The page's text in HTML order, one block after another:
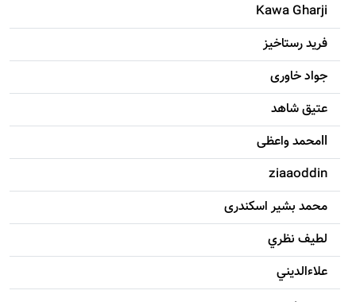
Kawa Gharji
فرید رستاخیز
جواد خاوری
عتیق شاهد
llمحمد واعظی
ziaaoddin
محمد بشیر اسکندری
لطيف نظري
علاءالديني